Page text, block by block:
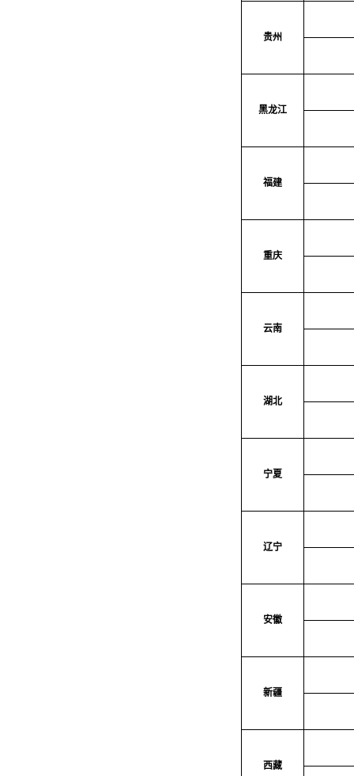
贵州
黑龙江
福建
重庆
云南
湖北
宁夏
辽宁
安徽
新疆
西藏